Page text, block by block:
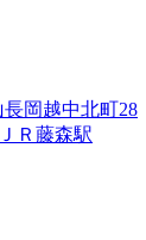
岡越中北町28
Ｒ藤森駅